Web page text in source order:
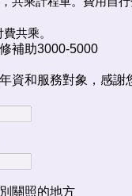
共乘。
補助3000-5000
資和服務對象，感謝
關照的地方